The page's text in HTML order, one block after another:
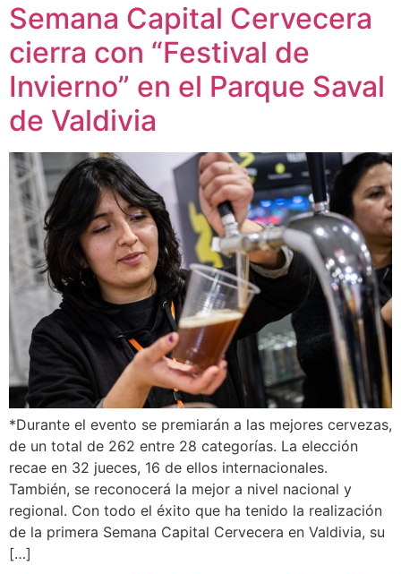
Semana Capital Cervecera
cierra con “Festival de
Invierno” en el Parque Saval
de Valdivia
*Durante el evento se premiarán a las mejores cervezas,
de un total de 262 entre 28 categorías. La elección
recae en 32 jueces, 16 de ellos internacionales.
También, se reconocerá la mejor a nivel nacional y
regional. Con todo el éxito que ha tenido la realización
de la primera Semana Capital Cervecera en Valdivia, su
[…]